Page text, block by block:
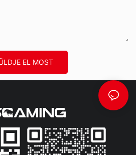
EL MOST